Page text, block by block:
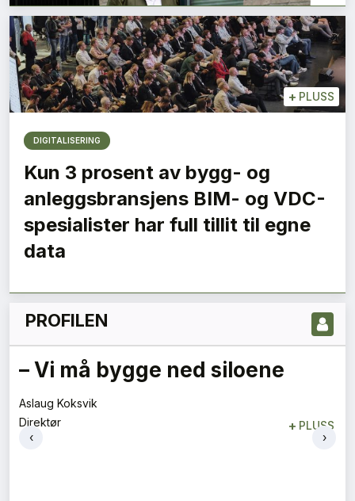
LES NYESTE UTGIVELSE HER
+ PLUSS
DIGITALISERING
Kun 3 prosent av bygg- og
anleggsbransjens BIM- og VDC-
spesialister har full tillit til egne
data
PROFILEN
Flygelederen som ble best på
bakken
Tore Tveit
‹ ›